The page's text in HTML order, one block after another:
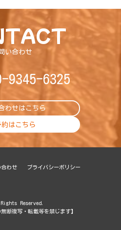
い合わせ
9345-6325
わせはこちら
約はこちら
合わせ プライバシーポリシー
Reserved.
断複写・転載等を禁じます】